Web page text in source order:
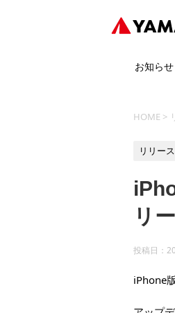
お知らせ
HOME >
リリース
リ
投稿日：
iPhone